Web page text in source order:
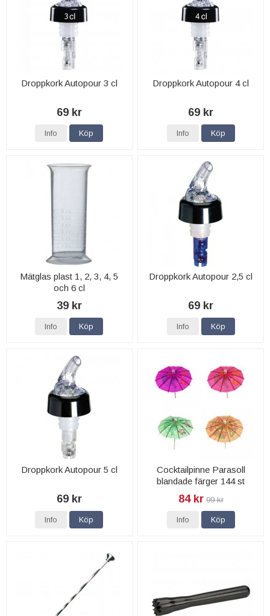
Droppkork Autopour 3 cl
69 kr
Info Köp
Droppkork Autopour 4 cl
69 kr
Info Köp
Mätglas plast 1, 2, 3, 4, 5
och 6 cl
39 kr
Info Köp
Droppkork Autopour 2,5 cl
69 kr
Info Köp
Droppkork Autopour 5 cl
69 kr
Info Köp
Cocktailpinne Parasoll
blandade färger 144 st
84 kr 99 kr
Info Köp